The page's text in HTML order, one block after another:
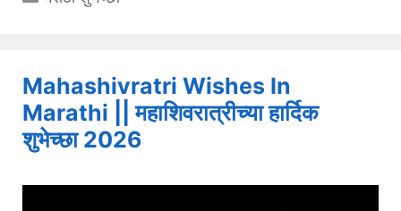
Mahashivratri Wishes In
Marathi || महाशिवरात्रीच्या हार्दिक
शुभेच्छा 2026